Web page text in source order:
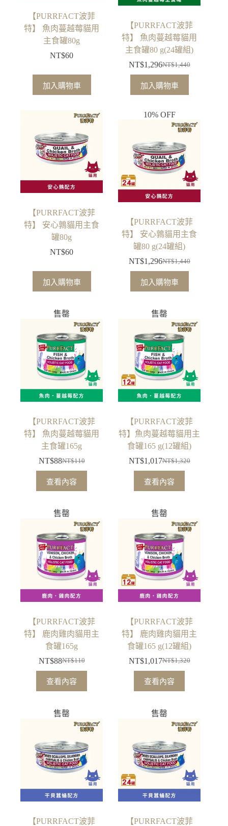
【PURRFACT波菲
特】 魚肉蔓越莓貓用
主食罐80g
NT$60
加入購物車
【PURRFACT波菲
特】 魚肉蔓越莓貓用
主食罐80 g(24罐組)
NT$1,440
始
價
NT$1,440。
NT$1,296
前
價
NT$1,296。
加入購物車
【PURRFACT波菲
特】 安心鶉貓用主食
罐80g
NT$60
加入購物車
10% OFF
【PURRFACT波菲
特】 安心鶉貓用主食
罐80 g(24罐組)
NT$1,440
始
價
NT$1,440。
NT$1,296
前
價
NT$1,296。
加入購物車
售罄
【PURRFACT波菲
特】 魚肉蔓越莓貓用
主食罐165g
NT$110
始
價
NT$110。
NT$88
前
價
NT$88。
查看內容
售罄
【PURRFACT波菲
特】魚肉蔓越莓貓用主
食罐165 g(12罐組)
NT$1,320
始
價
NT$1,320。
NT$1,017
前
價
NT$1,017。
查看內容
售罄
【PURRFACT波菲
特】 鹿肉雞肉貓用主
食罐165g
NT$110
始
價
NT$110。
NT$88
前
價
NT$88。
查看內容
售罄
【PURRFACT波菲
特】 鹿肉雞肉貓用主
食罐165 g(12罐組)
NT$1,320
始
價
NT$1,320。
NT$1,017
前
價
NT$1,017。
查看內容
售罄
【PURRFACT波菲
售罄
【PURRFACT波菲